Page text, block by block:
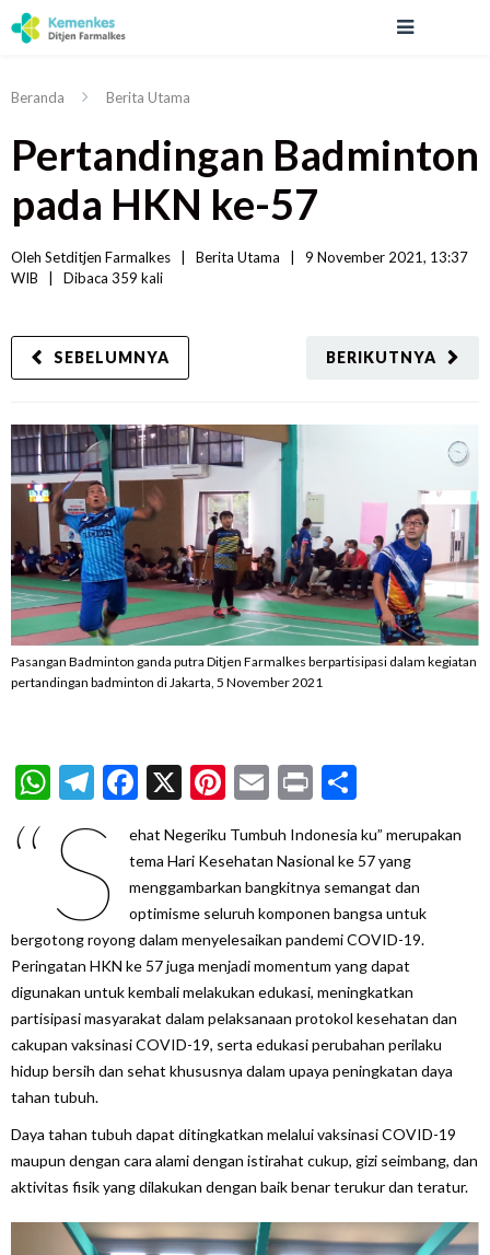
Beranda Berita Utama
Pertandingan Badminton
pada HKN ke-57
Oleh Setditjen Farmalkes Berita Utama
9 November 2021, 13:37
WIB
Dibaca 359 kali
BERIKUTNYA
SEBELUMNYA
Pasangan Badminton ganda putra Ditjen Farmalkes berpartisipasi dalam kegiatan
pertandingan badminton di Jakarta, 5 November 2021
WhatsApp
Telegram
Facebook
X Pinterest
Email
Print
“S
ehat Negeriku Tumbuh Indonesia ku” merupakan
tema Hari Kesehatan Nasional ke 57 yang
menggambarkan bangkitnya semangat dan
optimisme seluruh komponen bangsa untuk
bergotong royong dalam menyelesaikan pandemi COVID-19.
Peringatan HKN ke 57 juga menjadi momentum yang dapat
digunakan untuk kembali melakukan edukasi, meningkatkan
partisipasi masyarakat dalam pelaksanaan protokol kesehatan dan
cakupan vaksinasi COVID-19, serta edukasi perubahan perilaku
hidup bersih dan sehat khususnya dalam upaya peningkatan daya
tahan tubuh.
Daya tahan tubuh dapat ditingkatkan melalui vaksinasi COVID-19
maupun dengan cara alami dengan istirahat cukup, gizi seimbang, dan
aktivitas fisik yang dilakukan dengan baik benar terukur dan teratur.